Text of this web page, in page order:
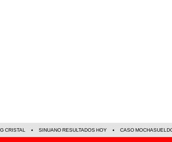
CRISTAL SINUANO RESULTADOS HOY CASO